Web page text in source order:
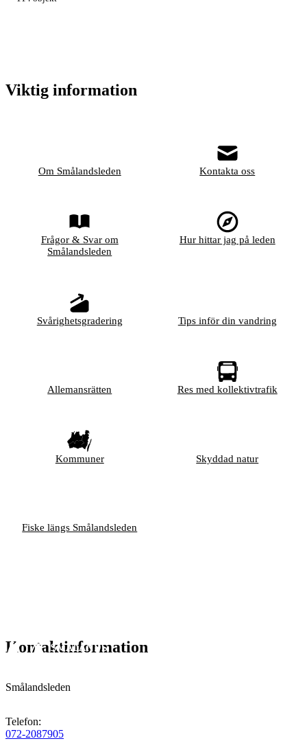
Viktig information
Om Smålandsleden Kontakta oss
Frågor & Svar om
Smålandsleden
Hur hittar jag på leden
Svårighetsgradering Tips inför din vandring
Allemansrätten Res med kollektivtrafik
Kommuner Skyddad natur
Fiske längs Smålandsleden
Kontaktinformation
Smålandsleden
Telefon:
072-2087905